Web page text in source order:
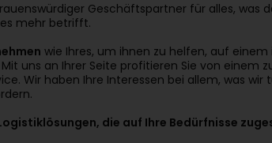
Geschäftspartner für alles, was
mehr betrifft.
wie Ihres, um ihnen zu helfen, auf
uns an Ihrer Seite profitieren Sie von einem
Wir haben Ihre Interessen bei allem, was
die auf Ihre Bedürfnisse